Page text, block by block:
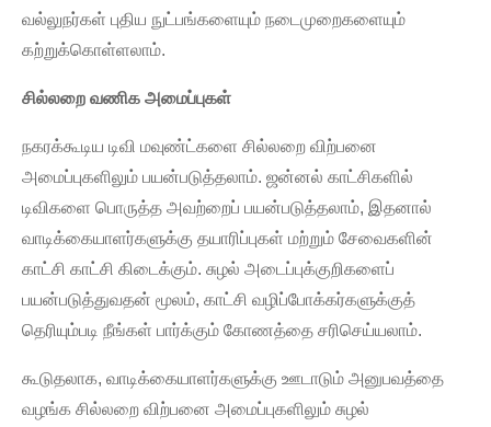
வல்லுநர்கள் புதிய நுட்பங்களையும் நடைமுறைகளையும்
கற்றுக்கொள்ளலாம்.
சில்லறை வணிக அமைப்புகள்
நகரக்கூடிய டிவி மவுண்ட்களை சில்லறை விற்பனை
அமைப்புகளிலும் பயன்படுத்தலாம். ஜன்னல் காட்சிகளில்
டிவிகளை பொருத்த அவற்றைப் பயன்படுத்தலாம், இதனால்
வாடிக்கையாளர்களுக்கு தயாரிப்புகள் மற்றும் சேவைகளின்
காட்சி காட்சி கிடைக்கும். சுழல் அடைப்புக்குறிகளைப்
பயன்படுத்துவதன் மூலம், காட்சி வழிப்போக்கர்களுக்குத்
தெரியும்படி நீங்கள் பார்க்கும் கோணத்தை சரிசெய்யலாம்.
கூடுதலாக, வாடிக்கையாளர்களுக்கு ஊடாடும் அனுபவத்தை
வழங்க சில்லறை விற்பனை அமைப்புகளிலும் சுழல்